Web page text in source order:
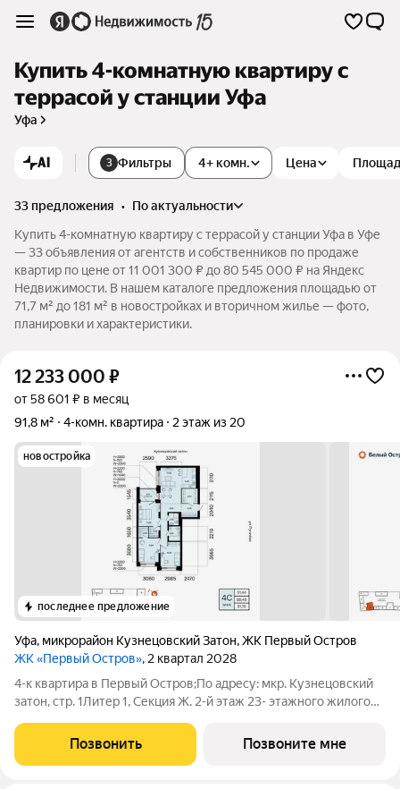
Купить 4-комнатную квартиру с
террасой у станции Уфа
Уфа
AI 3 Фильтры 4+ комн. Цена
33 предложения •
по актуальности
Купить 4-комнатную квартиру с террасой у станции Уфа в Уфе
— 33 объявления от агентств и собственников по продаже
квартир по цене от 11 001 300 ₽ до 80 545 000 ₽ на Яндекс
Недвижимости. В нашем каталоге предложения площадью от
71,7 м² до 181 м² в новостройках и вторичном жилье — фото,
планировки и характеристики.
12 233 000 ₽
от 58 601 ₽ в месяц
91,8 м²
4-комн. квартира 2 этаж из 20
новостройка
последнее предложение
Уфа, микрорайон Кузнецовский Затон,ЖК Первый Остров
ЖК «Первый Остров», 2 квартал 2028
4-к квартира в Первый Остров;По адресу: мкр. Кузнецовский
затон, стр. 1Литер 1, Секция Ж. 2-й этаж 23- этажного жилого
ГК "Первый Трест".Срок окончания строительства: 4 квартал
2028
Позвонить Позвоните мне